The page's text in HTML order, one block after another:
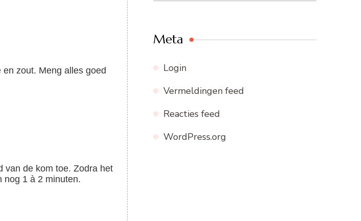
nog 1 à 2 minuten.
Meta
Login
Vermeldingen feed
Reacties feed
WordPress.org